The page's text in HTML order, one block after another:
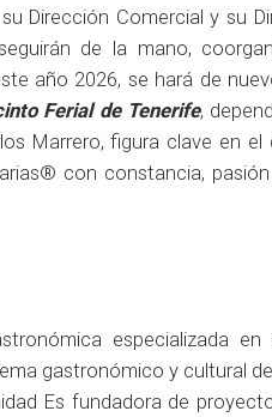
Dirección Comercial y su
de la mano,
año 2026, se hará de
Ferial de Tenerife,
Marrero, figura clave en
con constancia,
especializada
gastronómico y cultural
Es fundadora de